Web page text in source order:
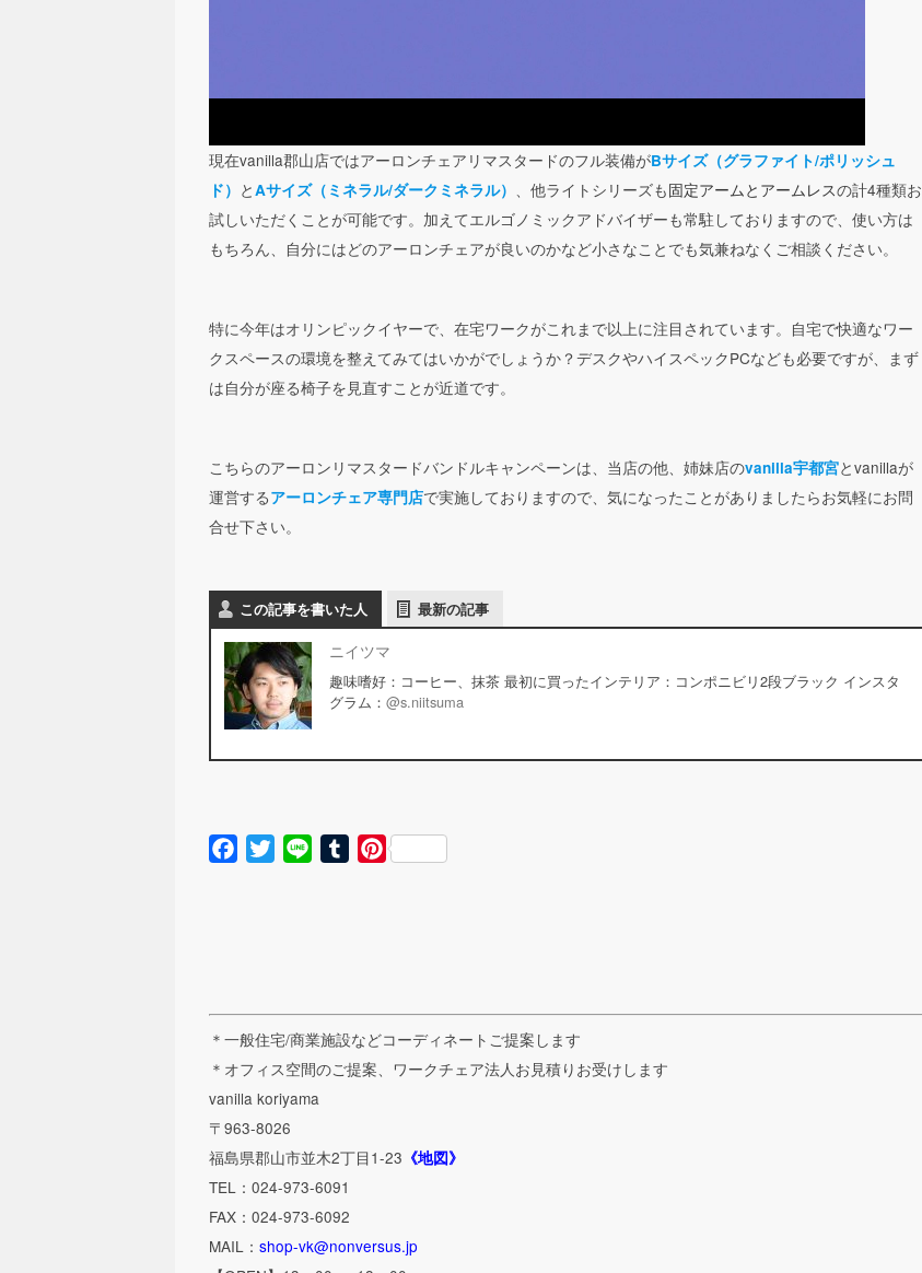
現在vanilla郡山店ではアーロンチェアリマスタードのフル装備がBサイズ（グラファイト/ポリッシュ
ド） とAサイズ（ミネラル/ダークミネラル） 、他ライトシリーズも固定アームとアームレスの計4種類お
試しいただくことが可能です。加えてエルゴノミックアドバイザーも常駐しておりますので、使い方は
もちろん、自分にはどのアーロンチェアが良いのかなど小さなことでも気兼ねなくご相談ください。
特に今年はオリンピックイヤーで、在宅ワークがこれまで以上に注目されています。自宅で快適なワー
クスペースの環境を整えてみてはいかがでしょうか？デスクやハイスペックPCなども必要ですが、まず
は自分が座る椅子を見直すことが近道です。
こちらのアーロンリマスタードバンドルキャンペーンは、当店の他、姉妹店のvanilla宇都宮とvanillaが
運営するアーロンチェア専門店で実施しておりますので、気になったことがありましたらお気軽にお問
合せ下さい。
この記事を書いた人 最新の記事
ニイツマ
趣味嗜好：コーヒー、抹茶 最初に買ったインテリア：コンポニビリ2段ブラック インスタ
グラム： @s.niitsuma
Facebook
Twitter Line TumblrPinterest
＊一般住宅/商業施設などコーディネートご提案します
＊オフィス空間のご提案、ワークチェア法人お見積りお受けします
vanilla koriyama
〒963-8026
福島県郡山市並木2丁目1-23 《地図》
TEL：024-973-6091
FAX：024-973-6092
MAIL： shop-vk@nonversus.jp